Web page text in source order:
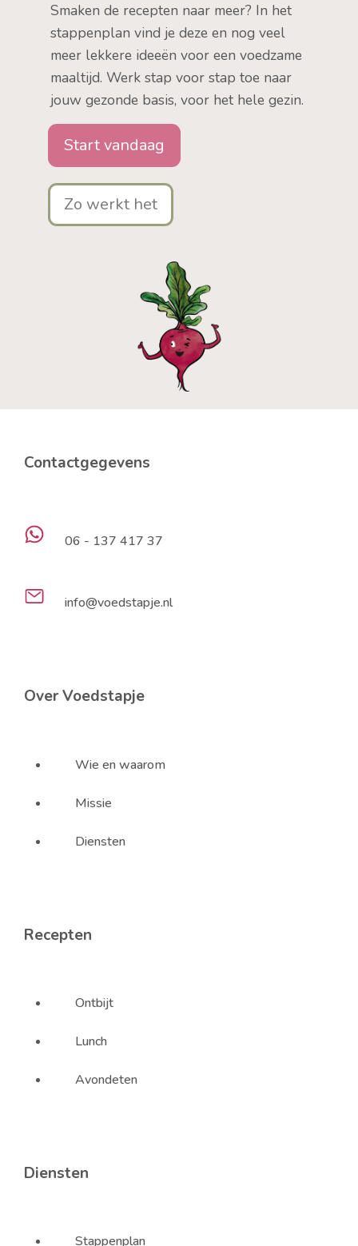
Smaken de recepten naar meer? In het
stappenplan vind je deze en nog veel
meer lekkere ideeën voor een voedzame
maaltijd. Werk stap voor stap toe naar
jouw gezonde basis, voor het hele gezin.
Start vandaag
Zo werkt het
Contactgegevens
06 - 137 417 37
info@voedstapje.nl
Over Voedstapje
Wie en waarom
Missie
Diensten
Recepten
Ontbijt
Lunch
Avondeten
Diensten
Stappenplan